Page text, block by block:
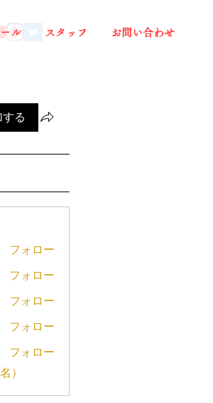
ル スタッフ お問い合わせ
る
フォロー
フォロー
フォロー
フォロー
フォロー
）